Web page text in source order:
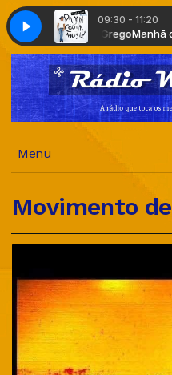
09:30 - 11:20
com Sandra GregoManhã
Telles City Tour
Menu